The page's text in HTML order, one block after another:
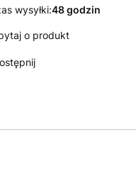
wysyłki:48 godzin
o produkt